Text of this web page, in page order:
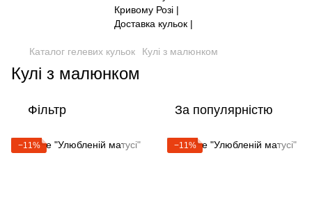
Каталог гелевих кульок Кулі з малюнком
Кулі з малюнком
Фільтр За популярністю
−11% −11%